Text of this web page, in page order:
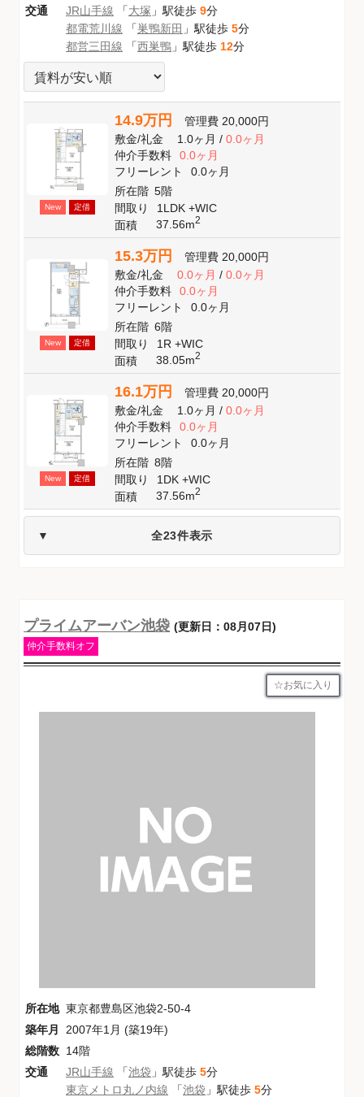
交通 JR山手線 「大塚 」駅徒歩 9分
都電荒川線 「巣鴨新田 」駅徒歩 5分
都営三田線 「西巣鴨 」駅徒歩 12分
New 定借
14.9万円 管理費 20,000円
敷金/礼金 1.0ヶ月/ 0.0ヶ月
仲介手数料
0.0ヶ月
フリーレント
0.0ヶ月
所在階 5階
間取り
1LDK +WIC
面積
37.56m2
New 定借
15.3万円 管理費 20,000円
敷金/礼金 0.0ヶ月/ 0.0ヶ月
仲介手数料
0.0ヶ月
フリーレント
0.0ヶ月
所在階 6階
間取り
1R +WIC
面積
38.05m2
New 定借
16.1万円 管理費 20,000円
敷金/礼金 1.0ヶ月/ 0.0ヶ月
仲介手数料
0.0ヶ月
フリーレント
0.0ヶ月
所在階 8階
間取り
1DK +WIC
面積
37.56m2
全23件表示
プライムアーバン池袋 (更新日：08月07日)
仲介手数料オフ
お気に入り
所在地 東京都豊島区池袋2-50-4
築年月
2007年1月 (築19年)
総階数 14階
交通
JR山手線 「池袋 」駅徒歩 5分
東京メトロ丸ノ内線 「池袋 」駅徒歩 5分